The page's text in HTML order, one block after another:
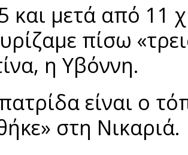
και μετά από 11
πίσω
η Υβόννη.
είναι ο
στη Νικαριά.